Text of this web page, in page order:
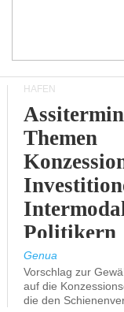
HÄFEN
Themen
Politikern
Genua
Vorschlag zur
auf die
die den